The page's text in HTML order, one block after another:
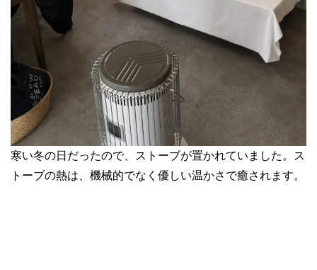
寒い冬の日だったので、ストーブが置かれていました。ス
トーブの熱は、機械的でなく優しい温かさで癒されます。